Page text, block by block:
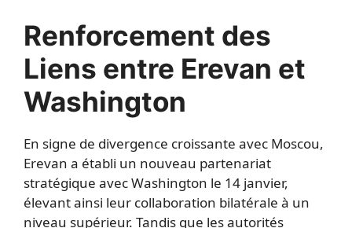
Renforcement des
Liens entre Erevan et
Washington
En signe de divergence croissante avec Moscou,
Erevan a établi un nouveau partenariat
stratégique avec Washington le 14 janvier,
élevant ainsi leur collaboration bilatérale à un
niveau supérieur. Tandis que les autorités